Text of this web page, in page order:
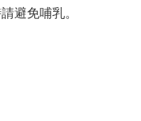
避免哺乳。